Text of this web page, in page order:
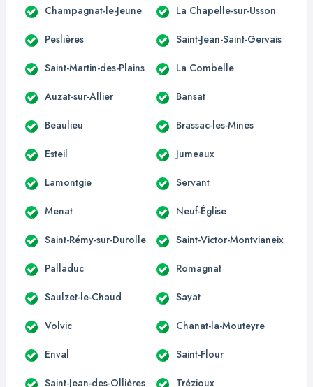
Champagnat-le-Jeune La Chapelle-sur-Usson
Peslières Saint-Jean-Saint-Gervais
Saint-Martin-des-Plains La Combelle
Auzat-sur-Allier Bansat
Beaulieu Brassac-les-Mines
Esteil Jumeaux
Lamontgie Servant
Menat Neuf-Église
Saint-Rémy-sur-Durolle Saint-Victor-Montvianeix
Palladuc Romagnat
Saulzet-le-Chaud Sayat
Volvic Chanat-la-Mouteyre
Enval Saint-Flour
Saint-Jean-des-Ollières Trézioux